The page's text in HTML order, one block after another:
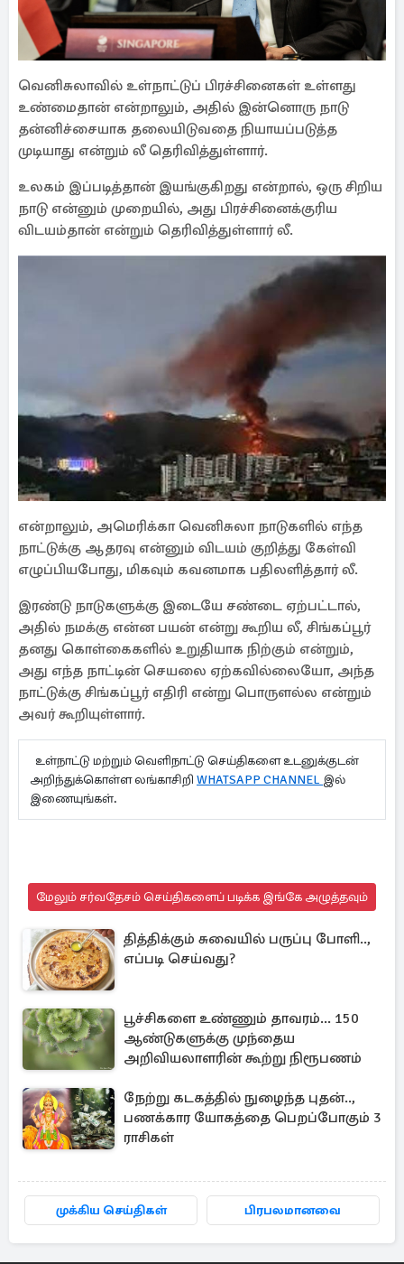
வெனிசுலாவில் உள்நாட்டுப் பிரச்சினைகள் உள்ளது
உண்மைதான் என்றாலும், அதில் இன்னொரு நாடு
தன்னிச்சையாக தலையிடுவதை நியாயப்படுத்த
முடியாது என்றும் லீ தெரிவித்துள்ளார்.
உலகம் இப்படித்தான் இயங்குகிறது என்றால், ஒரு சிறிய
நாடு என்னும் முறையில், அது பிரச்சினைக்குரிய
விடயம்தான் என்றும் தெரிவித்துள்ளார் லீ.
என்றாலும், அமெரிக்கா வெனிசுலா நாடுகளில் எந்த
நாட்டுக்கு ஆதரவு என்னும் விடயம் குறித்து கேள்வி
எழுப்பியபோது, மிகவும் கவனமாக பதிலளித்தார் லீ.
இரண்டு நாடுகளுக்கு இடையே சண்டை ஏற்பட்டால்,
அதில் நமக்கு என்ன பயன் என்று கூறிய லீ, சிங்கப்பூர்
தனது கொள்கைகளில் உறுதியாக நிற்கும் என்றும்,
அது எந்த நாட்டின் செயலை ஏற்கவில்லையோ, அந்த
நாட்டுக்கு சிங்கப்பூர் எதிரி என்று பொருளல்ல என்றும்
அவர் கூறியுள்ளார்.
உள்நாட்டு மற்றும் வெளிநாட்டு செய்திகளை உடனுக்குடன்
அறிந்துக்கொள்ள லங்காசிறி WHATSAPP CHANNEL இல்
இணையுங்கள்.
மேலும் சர்வதேசம் செய்திகளைப் படிக்க இங்கே அழுத்தவும்
தித்திக்கும் சுவையில் பருப்பு போளி..,
எப்படி செய்வது?
பூச்சிகளை உண்ணும் தாவரம்... 150
ஆண்டுகளுக்கு முந்தைய
அறிவியலாளரின் கூற்று நிரூபணம்
நேற்று கடகத்தில் நுழைந்த புதன்..,
பணக்கார யோகத்தை பெறப்போகும் 3
ராசிகள்
முக்கிய செய்திகள் பிரபலமானவை